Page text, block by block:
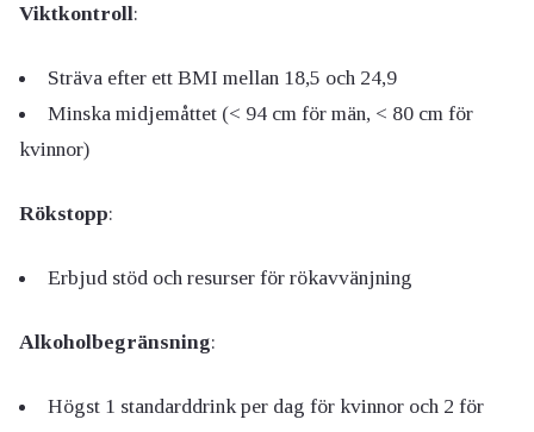
Viktkontroll:
Sträva efter ett BMI mellan 18,5 och 24,9
Minska midjemåttet (< 94 cm för män, < 80 cm för
kvinnor)
Rökstopp:
Erbjud stöd och resurser för rökavvänjning
Alkoholbegränsning:
Högst 1 standarddrink per dag för kvinnor och 2 för